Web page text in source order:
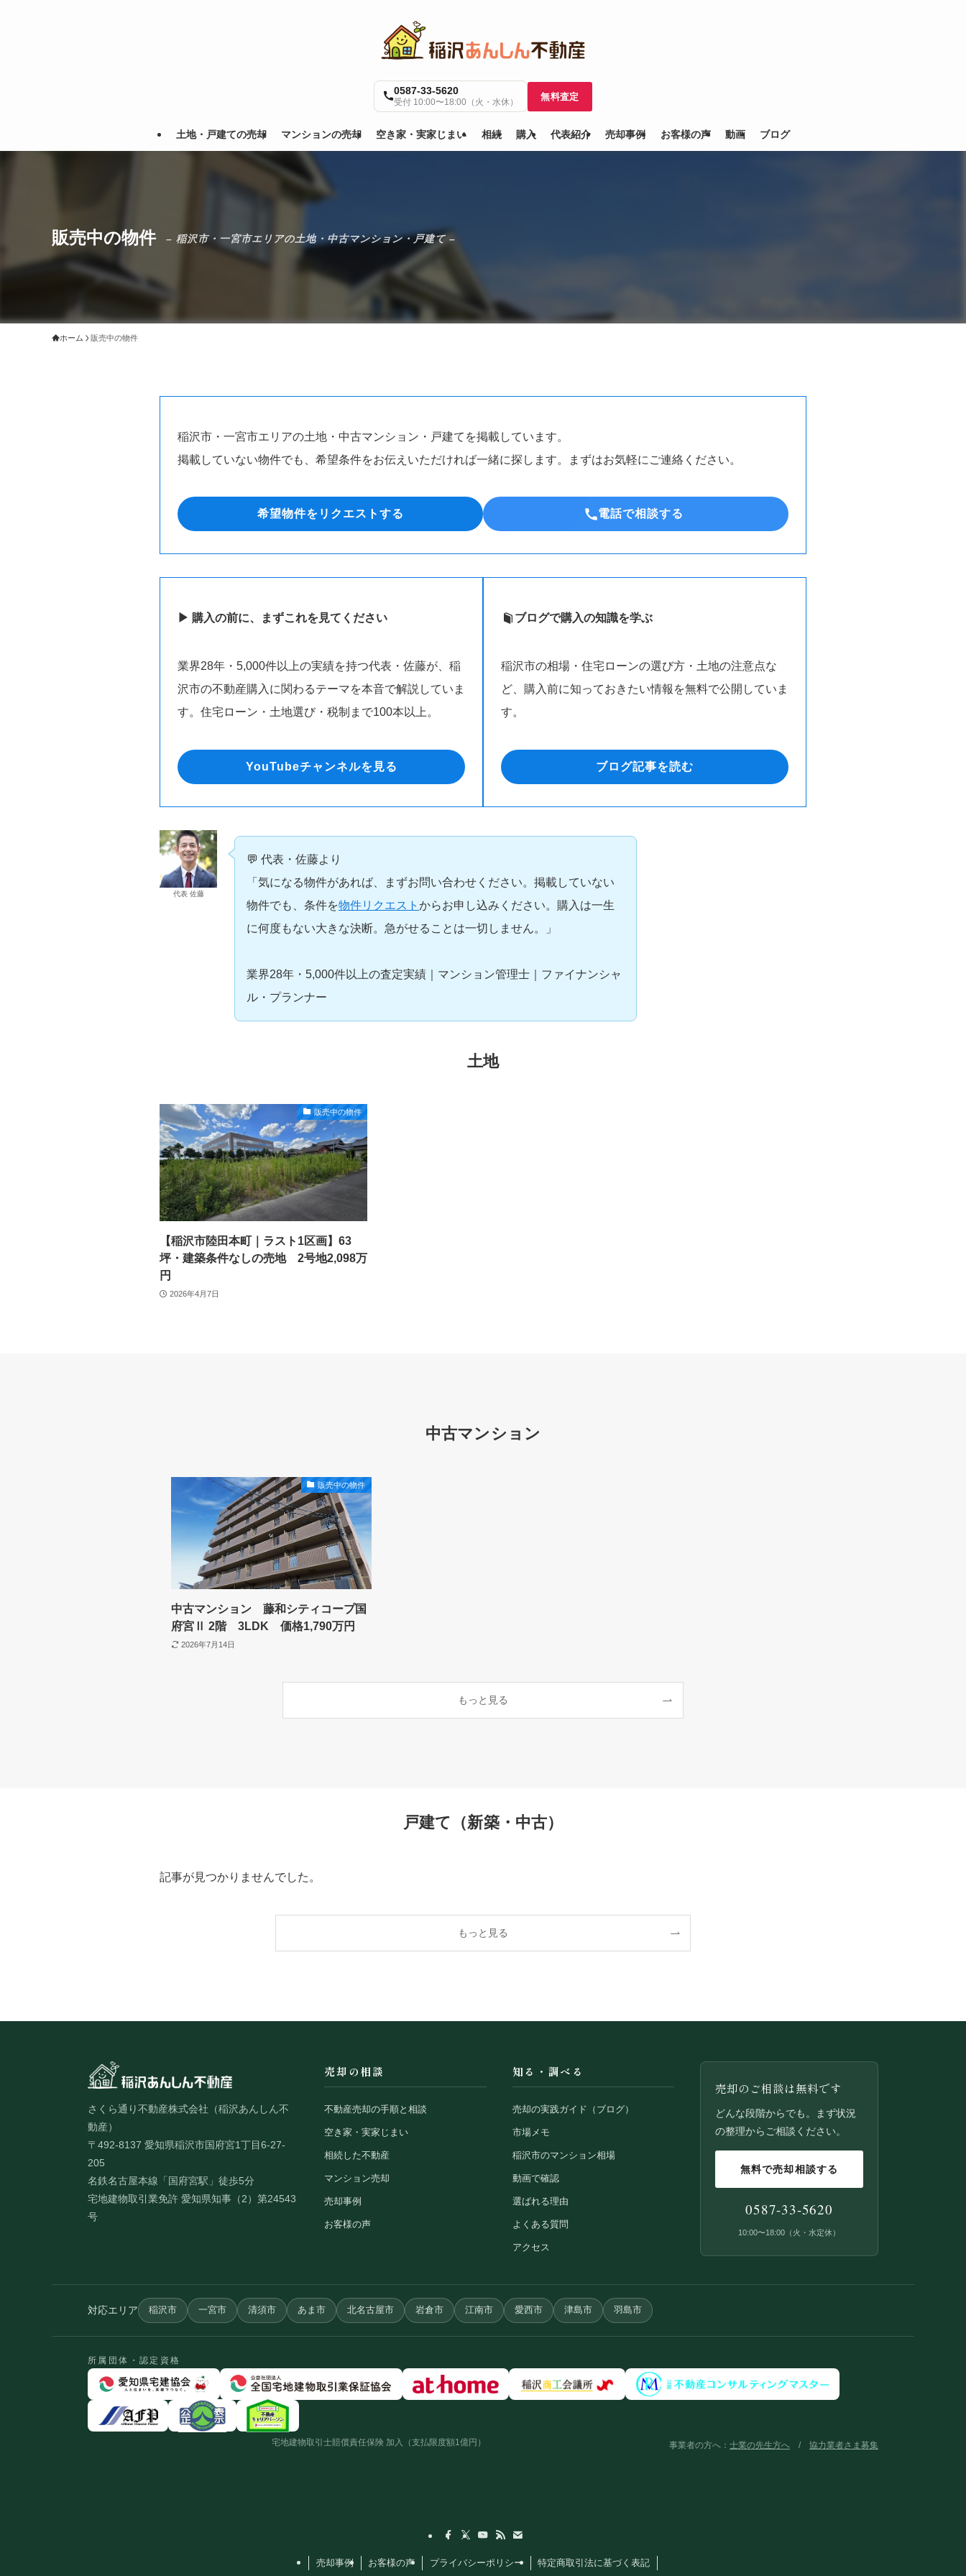
土地・戸建ての売却 マンションの売却 空き家・実家じまい 相続 購入 代表紹介 売却事例 お客様の声 動画 ブログ
0587-33-5620
受付 10:00〜18:00（火・水休）
無料査定
販売中の物件 – 稲沢市・一宮市エリアの土地・中古マンション・戸建て –
ホーム 販売中の物件
稲沢市・一宮市エリアの土地・中古マンション・戸建てを掲載しています。
掲載していない物件でも、希望条件をお伝えいただければ一緒に探します。まずはお気軽にご連絡ください。
希望物件をリクエストする 電話で相談する
▶ 購入の前に、まずこれを見てください
業界28年・5,000件以上の実績を持つ代表・佐藤が、稲
沢市の不動産購入に関わるテーマを本音で解説していま
す。住宅ローン・土地選び・税制まで100本以上。
YouTubeチャンネルを見る
ブログで購入の知識を学ぶ
稲沢市の相場・住宅ローンの選び方・土地の注意点な
ど、購入前に知っておきたい情報を無料で公開していま
す。
ブログ記事を読む
代表 佐藤
💬 代表・佐藤より
「気になる物件があれば、まずお問い合わせください。掲載していない
物件でも、条件を物件リクエスト からお申し込みください。購入は一生
に何度もない大きな決断。急がせることは一切しません。」
業界28年・5,000件以上の査定実績｜マンション管理士｜ファイナンシャ
ル・プランナー
土地
販売中の物件
【稲沢市陸田本町｜ラスト1区画】63
坪・建築条件なしの売地 2号地2,098万
円
2026年4月7日
中古マンション
販売中の物件
中古マンション 藤和シティコープ国
府宮Ⅱ 2階 3LDK 価格1,790万円
2026年7月14日
もっと見る
戸建て（新築・中古）
記事が見つかりませんでした。
もっと見る
さくら通り不動産株式会社（稲沢あんしん不
動産）
〒492-8137 愛知県稲沢市国府宮1丁目6-27-
205
名鉄名古屋本線「国府宮駅」徒歩5分
宅地建物取引業免許 愛知県知事（2）第24543
号
売却の相談
不動産売却の手順と相談
空き家・実家じまい
相続した不動産
マンション売却
売却事例
お客様の声
知る・調べる
売却の実践ガイド（ブログ）
市場メモ
稲沢市のマンション相場
動画で確認
選ばれる理由
よくある質問
アクセス
売却のご相談は無料です
どんな段階からでも。まず状況
の整理からご相談ください。
無料で売却相談する
0587-33-5620
10:00〜18:00（火・水定休）
対応エリア 稲沢市 一宮市 清須市 あま市 北名古屋市 岩倉市 江南市 愛西市 津島市 羽島市
所属団体・認定資格
宅地建物取引士賠償責任保険 加入（支払限度額1億円） 事業者の方へ： 士業の先生方へ / 協力業者さま募集
売却事例 お客様の声 プライバシーポリシー 特定商取引法に基づく表記